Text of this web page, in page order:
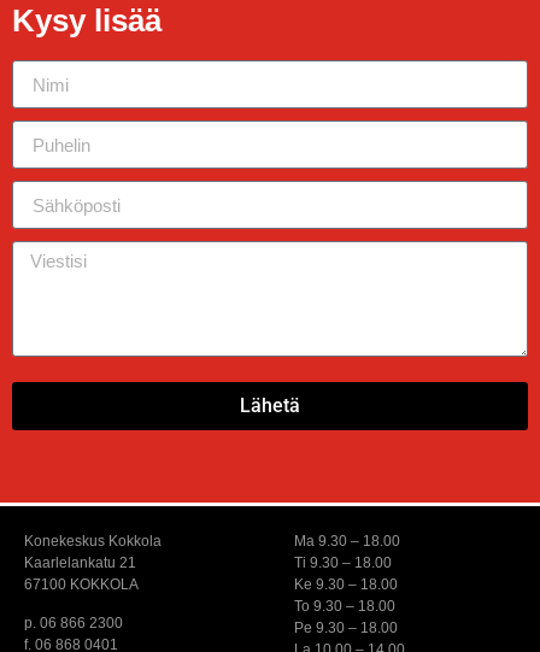
Kysy lisää
Lähetä
Konekeskus Kokkola
Kaarlelankatu 21
67100 KOKKOLA
p. 06 866 2300
f. 06 868 0401
Ma 9.30 – 18.00
Ti 9.30 – 18.00
Ke 9.30 – 18.00
To 9.30 – 18.00
Pe 9.30 – 18.00